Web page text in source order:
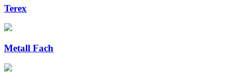
Terex
Metall Fach